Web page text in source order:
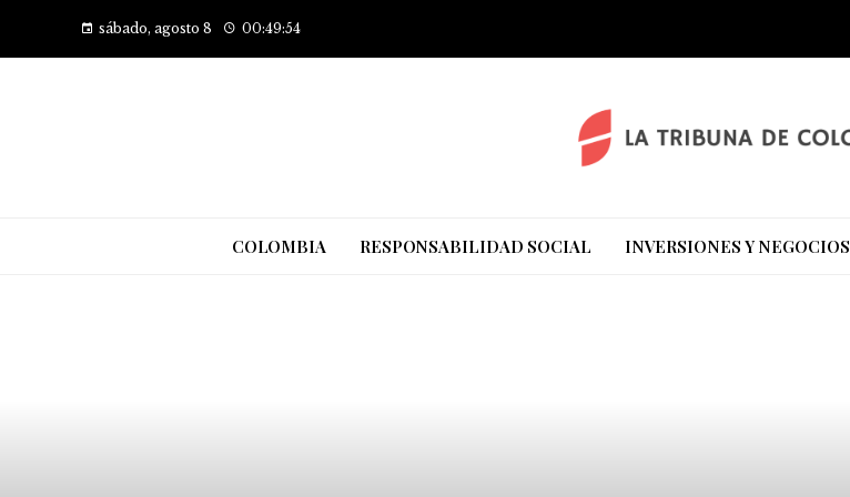
sábado, agosto 8 00:49:55
COLOMBIA RESPONSABILIDAD SOCIAL INVERSIONES Y NEGOCIOS